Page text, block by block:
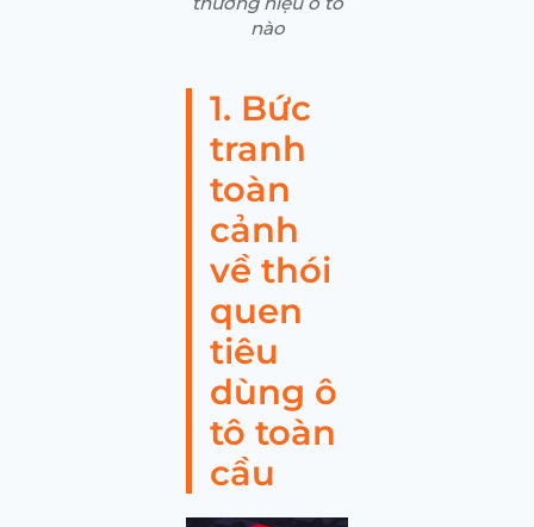
nào
1. Bức
tranh
toàn
cảnh
về thói
quen
tiêu
dùng ô
tô toàn
cầu